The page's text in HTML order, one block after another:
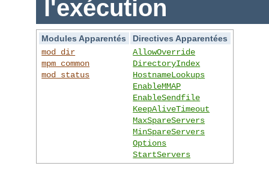
l'exécution
Modules Apparentés
Directives Apparentées
mod_dir
mpm_common
mod_status
AllowOverride
DirectoryIndex
HostnameLookups
EnableMMAP
EnableSendfile
KeepAliveTimeout
MaxSpareServers
MinSpareServers
Options
StartServers